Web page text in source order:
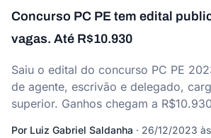
Concurso PC PE tem edital
vagas. Até R$10.930
Saiu o edital do concurso PC PE
de agente, escrivão e delegado,
superior. Ganhos chegam a
Por Luiz Gabriel Saldanha · 26/12/2023 às